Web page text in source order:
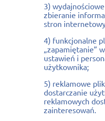
3)
zbieranie
stron
4) funkcjonalne
„zapamiętanie”
ustawień i
użytkownika;
5) reklamowe
dostarczanie
reklamowych
zainteresowań.